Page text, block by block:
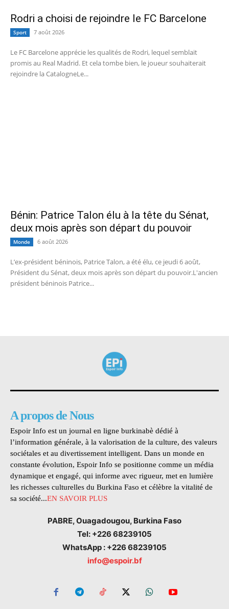
Rodri a choisi de rejoindre le FC Barcelone
Sport 7 août 2026
Le FC Barcelone apprécie les qualités de Rodri, lequel semblait
promis au Real Madrid. Et cela tombe bien, le joueur souhaiterait
rejoindre la CatalogneLe...
Bénin: Patrice Talon élu à la tête du Sénat,
deux mois après son départ du pouvoir
Monde 6 août 2026
L’ex-président béninois, Patrice Talon, a été élu, ce jeudi 6 août,
Président du Sénat, deux mois après son départ du pouvoir.L'ancien
président béninois Patrice...
A propos de Nous
Espoir Info est un journal en ligne burkinabè dédié à
l’information générale, à la valorisation de la culture, des valeurs
sociétales et au divertissement intelligent. Dans un monde en
constante évolution, Espoir Info se positionne comme un média
dynamique et engagé, qui informe avec rigueur, met en lumière
les richesses culturelles du Burkina Faso et célèbre la vitalité de
sa société...EN SAVOIR PLUS
PABRE, Ouagadougou, Burkina Faso
Tel: +226 68239105
WhatsApp : +226 68239105
info@espoir.bf